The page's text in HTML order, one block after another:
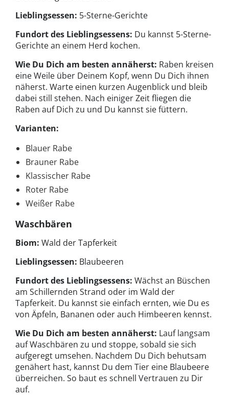
Lieblingsessen: 5-Sterne-Gerichte
Fundort des Lieblingsessens: Du kannst 5-Sterne-
Gerichte an einem Herd kochen.
Wie Du Dich am besten annäherst: Raben kreisen
eine Weile über Deinem Kopf, wenn Du Dich ihnen
näherst. Warte einen kurzen Augenblick und bleib
dabei still stehen. Nach einiger Zeit fliegen die
Raben auf Dich zu und Du kannst sie füttern.
Varianten:
Blauer Rabe
Brauner Rabe
Klassischer Rabe
Roter Rabe
Weißer Rabe
Waschbären
Biom: Wald der Tapferkeit
Lieblingsessen: Blaubeeren
Fundort des Lieblingsessens: Wächst an Büschen
am Schillernden Strand oder im Wald der
Tapferkeit. Du kannst sie einfach ernten, wie Du es
von Äpfeln, Bananen oder auch Himbeeren kennst.
Wie Du Dich am besten annäherst: Lauf langsam
auf Waschbären zu und stoppe, sobald sie sich
aufgeregt umsehen. Nachdem Du Dich behutsam
genähert hast, kannst Du dem Tier eine Blaubeere
überreichen. So baut es schnell Vertrauen zu Dir
auf.